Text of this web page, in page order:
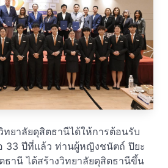
ยาลัยดุสิตธานีได้ให้การต้อนรับ
33 ปีที่แล้ว ท่านผู้หญิงชนัตถ์ ปิยะ
ธานี ได้สร้างวิทยาลัยดุสิตธานีขึ้น